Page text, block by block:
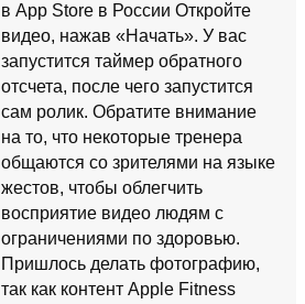
в App Store в России Откройте
видео, нажав «Начать». У вас
запустится таймер обратного
отсчета, после чего запустится
сам ролик. Обратите внимание
на то, что некоторые тренера
общаются со зрителями на языке
жестов, чтобы облегчить
восприятие видео людям с
ограничениями по здоровью.
Пришлось делать фотографию,
так как контент Apple Fitness